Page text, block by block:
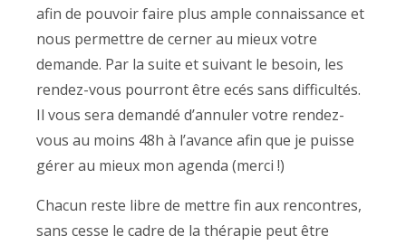
afin de pouvoir faire plus ample connaissance et
nous permettre de cerner au mieux votre
demande. Par la suite et suivant le besoin, les
rendez-vous pourront être ecés sans difficultés.
Il vous sera demandé d’annuler votre rendez-
vous au moins 48h à l’avance afin que je puisse
gérer au mieux mon agenda (merci !)
Chacun reste libre de mettre fin aux rencontres,
sans cesse le cadre de la thérapie peut être